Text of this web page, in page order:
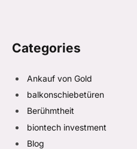
Categories
Ankauf von Gold
balkonschiebetüren
Berühmtheit
biontech investment
Blog